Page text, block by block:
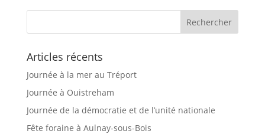
Articles récents
Journée à la mer au Tréport
Journée à Ouistreham
Journée de la démocratie et de l’unité nationale
Fête foraine à Aulnay-sous-Bois